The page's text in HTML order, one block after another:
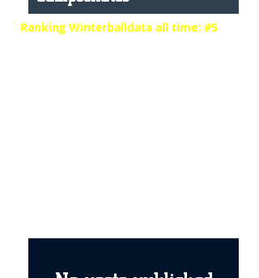
Ranking Winterballdata all time: #5